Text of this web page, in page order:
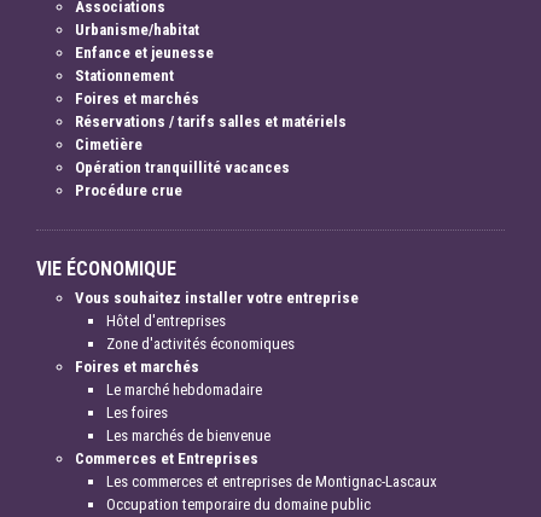
Associations
Urbanisme/habitat
Enfance et jeunesse
Stationnement
Foires et marchés
Réservations / tarifs salles et matériels
Cimetière
Opération tranquillité vacances
Procédure crue
VIE ÉCONOMIQUE
Vous souhaitez installer votre entreprise
Hôtel d'entreprises
Zone d'activités économiques
Foires et marchés
Le marché hebdomadaire
Les foires
Les marchés de bienvenue
Commerces et Entreprises
Les commerces et entreprises de Montignac-Lascaux
Occupation temporaire du domaine public